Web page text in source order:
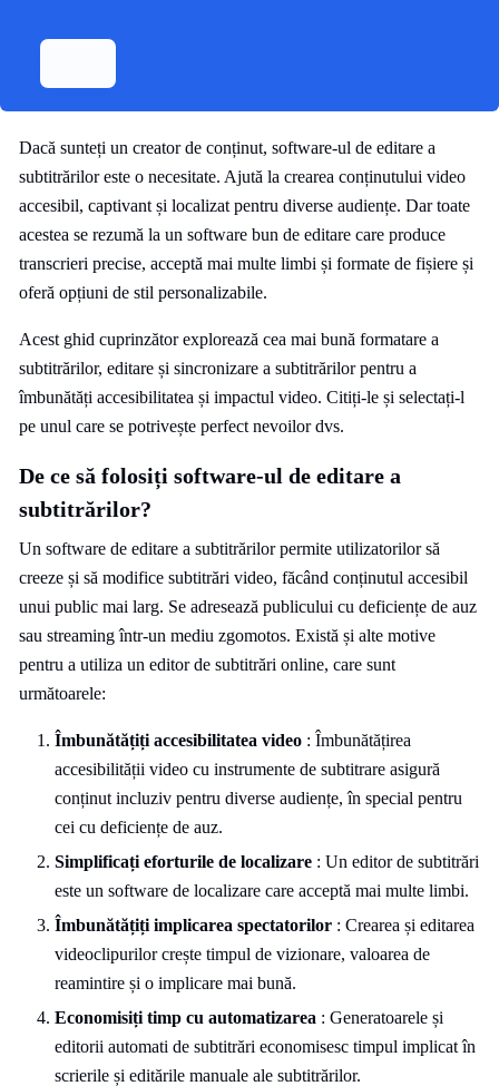
Dacă sunteți un creator de conținut, software-ul de editare a
subtitrărilor este o necesitate. Ajută la crearea conținutului video
accesibil, captivant și localizat pentru diverse audiențe. Dar toate
acestea se rezumă la un software bun de editare care produce
transcrieri precise, acceptă mai multe limbi și formate de fișiere și
oferă opțiuni de stil personalizabile.
Acest ghid cuprinzător explorează cea mai bună formatare a
subtitrărilor, editare și sincronizare a subtitrărilor pentru a
îmbunătăți accesibilitatea și impactul video. Citiți-le și selectați-l
pe unul care se potrivește perfect nevoilor dvs.
De ce să folosiți software-ul de editare a
subtitrărilor?
Un software de editare a subtitrărilor permite utilizatorilor să
creeze și să modifice subtitrări video, făcând conținutul accesibil
unui public mai larg. Se adresează publicului cu deficiențe de auz
sau streaming într-un mediu zgomotos. Există și alte motive
pentru a utiliza un editor de subtitrări online, care sunt
următoarele:
Îmbunătățiți accesibilitatea video : Îmbunătățirea
accesibilității video cu instrumente de subtitrare asigură
conținut incluziv pentru diverse audiențe, în special pentru
cei cu deficiențe de auz.
Simplificați eforturile de localizare : Un editor de subtitrări
este un software de localizare care acceptă mai multe limbi.
Îmbunătățiți implicarea spectatorilor : Crearea și editarea
videoclipurilor crește timpul de vizionare, valoarea de
reamintire și o implicare mai bună.
Economisiți timp cu automatizarea : Generatoarele și
editorii automati de subtitrări economisesc timpul implicat în
scrierile și editările manuale ale subtitrărilor.